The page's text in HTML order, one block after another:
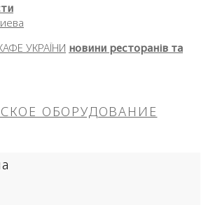
УКРАЇНИ новини ресторанів та
ОБОРУДОВАНИЕ